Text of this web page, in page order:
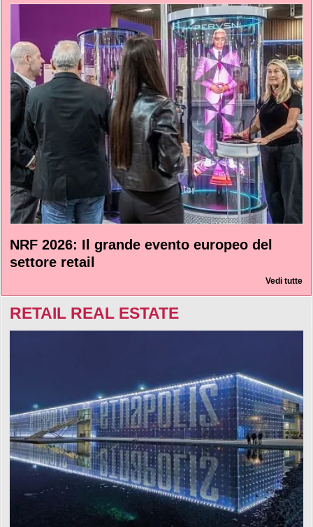
NRF 2026: Il grande evento europeo del
settore retail
Vedi tutte
RETAIL REAL ESTATE